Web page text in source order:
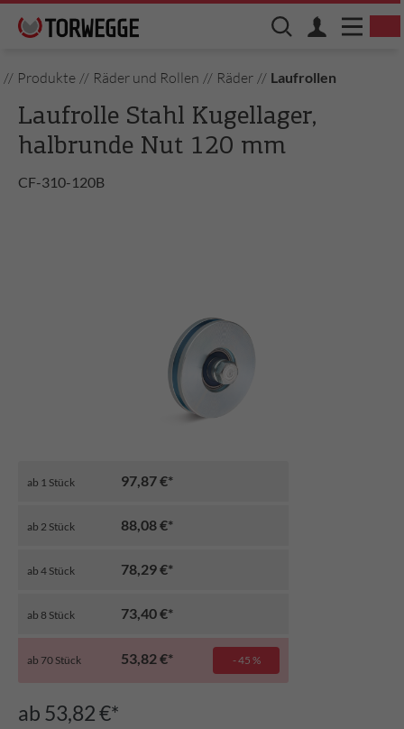
// Produkte // Räder und Rollen // Räder // Laufrollen
Laufrolle Stahl Kugellager,
halbrunde Nut 120 mm
CF-310-120B
ab 53,82 €*
ab 1 Stück 97,87 €*
ab 2 Stück 88,08 €*
ab 4 Stück 78,29 €*
ab 8 Stück 73,40 €*
ab 70 Stück 53,82 €* - 45 %